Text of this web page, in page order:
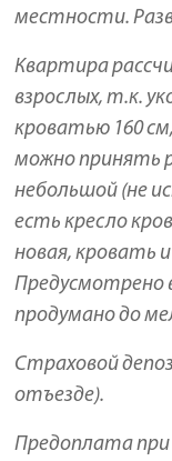
местности.
Квартира
взрослых, т.к.
кроватью 160
можно принять
небольшой (не
есть кресло
новая, кровать
Предусмотрено
продумано до
Страховой
отъезде).
Предоплата при